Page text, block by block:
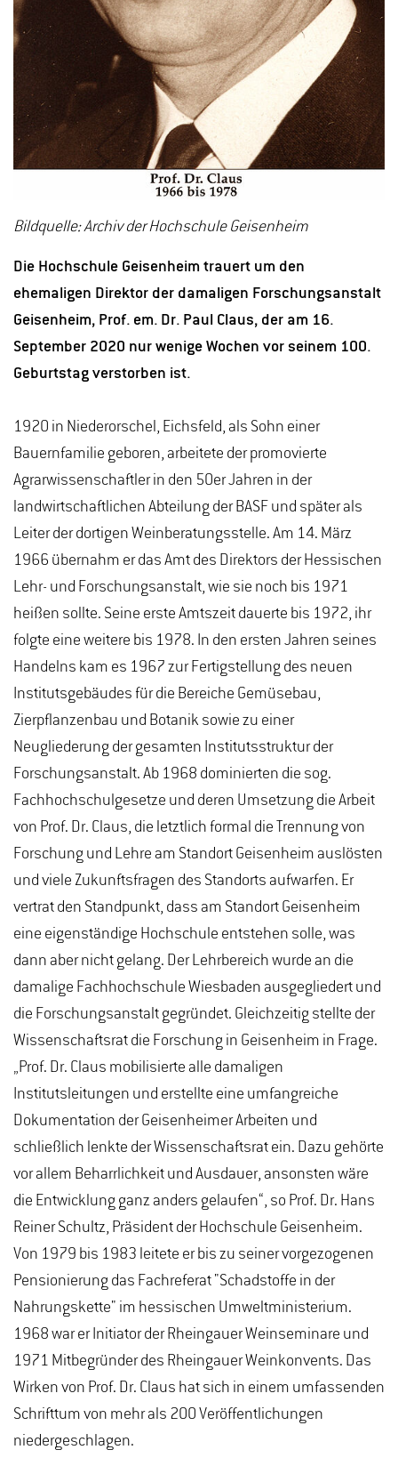
Bildquelle: Archiv der Hochschule Geisenheim
Die Hochschule Geisenheim trauert um den
ehemaligen Direktor der damaligen Forschungsanstalt
Geisenheim, Prof. em. Dr. Paul Claus, der am 16.
September 2020 nur wenige Wochen vor seinem 100.
Geburtstag verstorben ist.
1920 in Niederorschel, Eichsfeld, als Sohn einer
Bauernfamilie geboren, arbeitete der promovierte
Agrarwissenschaftler in den 50er Jahren in der
landwirtschaftlichen Abteilung der BASF und später als
Leiter der dortigen Weinberatungsstelle. Am 14. März
1966 übernahm er das Amt des Direktors der Hessischen
Lehr- und Forschungsanstalt, wie sie noch bis 1971
heißen sollte. Seine erste Amtszeit dauerte bis 1972, ihr
folgte eine weitere bis 1978. In den ersten Jahren seines
Handelns kam es 1967 zur Fertigstellung des neuen
Institutsgebäudes für die Bereiche Gemüsebau,
Zierpflanzenbau und Botanik sowie zu einer
Neugliederung der gesamten Institutsstruktur der
Forschungsanstalt. Ab 1968 dominierten die sog.
Fachhochschulgesetze und deren Umsetzung die Arbeit
von Prof. Dr. Claus, die letztlich formal die Trennung von
Forschung und Lehre am Standort Geisenheim auslösten
und viele Zukunftsfragen des Standorts aufwarfen. Er
vertrat den Standpunkt, dass am Standort Geisenheim
eine eigenständige Hochschule entstehen solle, was
dann aber nicht gelang. Der Lehrbereich wurde an die
damalige Fachhochschule Wiesbaden ausgegliedert und
die Forschungsanstalt gegründet. Gleichzeitig stellte der
Wissenschaftsrat die Forschung in Geisenheim in Frage.
„Prof. Dr. Claus mobilisierte alle damaligen
Institutsleitungen und erstellte eine umfangreiche
Dokumentation der Geisenheimer Arbeiten und
schließlich lenkte der Wissenschaftsrat ein. Dazu gehörte
vor allem Beharrlichkeit und Ausdauer, ansonsten wäre
die Entwicklung ganz anders gelaufen“, so Prof. Dr. Hans
Reiner Schultz, Präsident der Hochschule Geisenheim.
Von 1979 bis 1983 leitete er bis zu seiner vorgezogenen
Pensionierung das Fachreferat "Schadstoffe in der
Nahrungskette" im hessischen Umweltministerium.
1968 war er Initiator der Rheingauer Weinseminare und
1971 Mitbegründer des Rheingauer Weinkonvents. Das
Wirken von Prof. Dr. Claus hat sich in einem umfassenden
Schrifttum von mehr als 200 Veröffentlichungen
niedergeschlagen.